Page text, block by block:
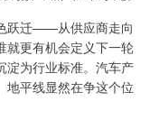
跃迁——从供应商走向
就更有机会定义下一轮
淀为行业标准。汽车产
地平线显然在争这个位